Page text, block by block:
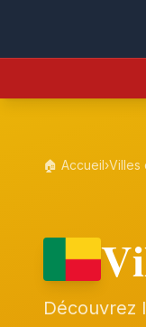
🏠 Accueil›Villes
Découvrez